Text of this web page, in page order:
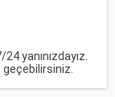
yanınızdayız.